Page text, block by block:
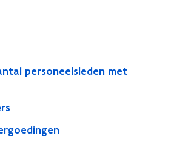
personeelsleden met